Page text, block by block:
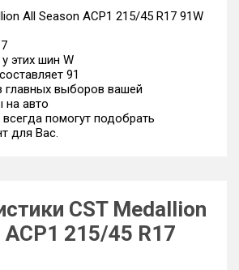
All Season ACP1 215/45 R17 91W
этих шин W
91
выборов вашей
на авто
помогут подобрать
для Вас.
CST Medallion
215/45 R17